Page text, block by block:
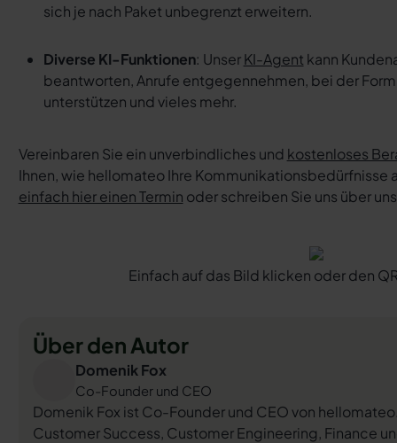
sich je nach Paket unbegrenzt erweitern.
Diverse KI-Funktionen: UnserKI-Agent kann
beantworten, Anrufe entgegennehmen, bei der
unterstützen und vieles mehr.
Vereinbaren Sie ein unverbindliches und kostenloses
Ihnen, wie hellomateo Ihre
einfach hier einen Termin oder schreiben Sie uns über
Einfach auf das Bild klicken oder den
Über den Autor
Domenik Fox
Co-Founder und CEO
Domenik Fox ist Co-Founder und CEO von
Customer Success, Customer Engineering, Finance